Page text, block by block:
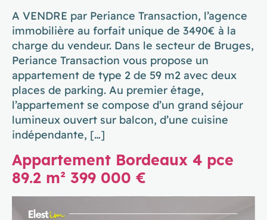
A VENDRE par Periance Transaction, l’agence
immobilière au forfait unique de 3490€ à la
charge du vendeur. Dans le secteur de Bruges,
Periance Transaction vous propose un
appartement de type 2 de 59 m2 avec deux
places de parking. Au premier étage,
l’appartement se compose d’un grand séjour
lumineux ouvert sur balcon, d’une cuisine
indépendante, […]
Appartement Bordeaux 4 pce
89.2 m² 399 000 €